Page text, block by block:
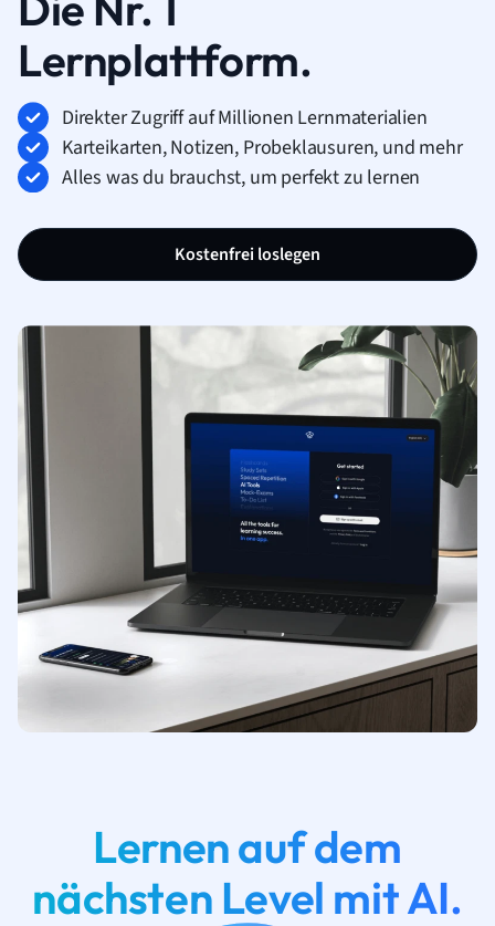
Lernplattform.
Direkter Zugriff auf Millionen Lernmaterialien
Karteikarten, Notizen, Probeklausuren, und mehr
Alles was du brauchst, um perfekt zu lernen
Kostenfrei loslegen
Lernen auf dem
nächsten Level mit AI.